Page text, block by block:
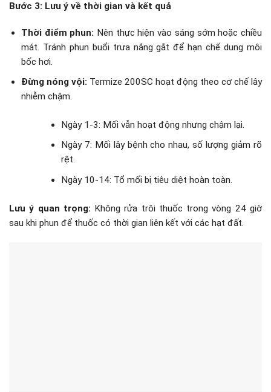
Bước 3: Lưu ý về thời gian và kết quả
Thời điểm phun: Nên thực hiện vào sáng sớm hoặc chiều
mát. Tránh phun buổi trưa nắng gắt để hạn chế dung môi
bốc hơi.
Đừng nóng vội: Termize 200SC hoạt động theo cơ chế lây
nhiễm chậm.
Ngày 1-3: Mối vẫn hoạt động nhưng chậm lại.
Ngày 7: Mối lây bệnh cho nhau, số lượng giảm rõ
rệt.
Ngày 10-14: Tổ mối bị tiêu diệt hoàn toàn.
Lưu ý quan trọng: Không rửa trôi thuốc trong vòng 24 giờ
sau khi phun để thuốc có thời gian liên kết với các hạt đất.